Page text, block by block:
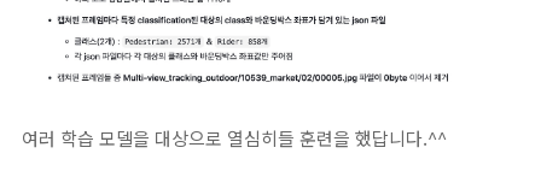
여러 학습 모델을 대상으로 열심히들 훈련을 했답니다.^^